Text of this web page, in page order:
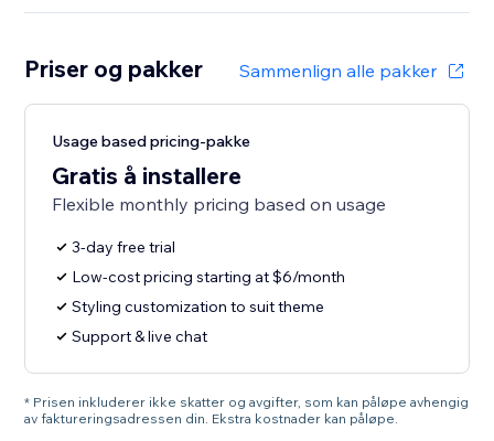
Priser og pakker Sammenlign alle pakker
Usage based pricing-pakke
Gratis å installere
Flexible monthly pricing based on usage
3-day free trial
Low-cost pricing starting at $6/month
Styling customization to suit theme
Support & live chat
* Prisen inkluderer ikke skatter og avgifter, som kan påløpe avhengig
av faktureringsadressen din. Ekstra kostnader kan påløpe.